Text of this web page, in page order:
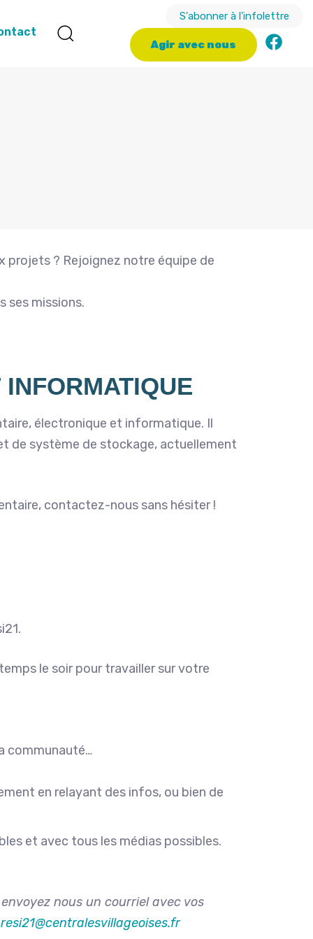
S'abonner à l'infolettre
Agir avec nous
projets ? Rejoignez notre équipe de
ses missions.
électronique et informatique. Il
de système de stockage, actuellement
contactez-nous sans hésiter !
le soir pour travailler sur votre
communauté…
en relayant des infos, ou bien de
et avec tous les médias possibles.
nous un courriel avec vos